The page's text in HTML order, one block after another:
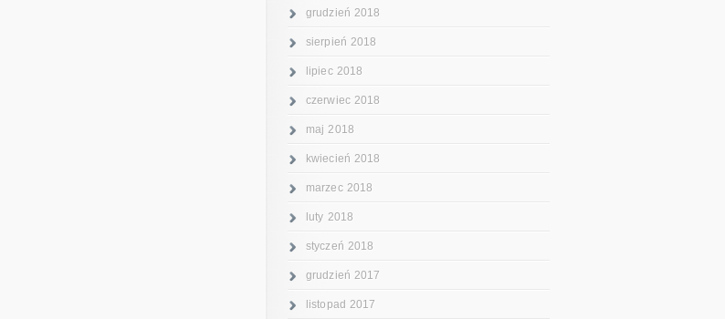
grudzień 2018
sierpień 2018
lipiec 2018
czerwiec 2018
maj 2018
kwiecień 2018
marzec 2018
luty 2018
styczeń 2018
grudzień 2017
listopad 2017